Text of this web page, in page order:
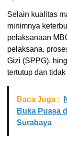
Selain kualitas
minimnya
pelaksanaan
pelaksana,
Gizi (SPPG),
tertutup dan
Baca Juga :
Buka Puasa
Surabaya